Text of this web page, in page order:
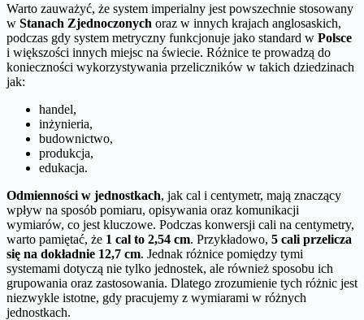
Warto zauważyć, że system imperialny jest powszechnie stosowany
w Stanach Zjednoczonych oraz w innych krajach anglosaskich,
podczas gdy system metryczny funkcjonuje jako standard w Polsce
i większości innych miejsc na świecie. Różnice te prowadzą do
konieczności wykorzystywania przeliczników w takich dziedzinach
jak:
handel,
inżynieria,
budownictwo,
produkcja,
edukacja.
Odmienności w jednostkach, jak cal i centymetr, mają znaczący
wpływ na sposób pomiaru, opisywania oraz komunikacji
wymiarów, co jest kluczowe. Podczas konwersji cali na centymetry,
warto pamiętać, że 1 cal to 2,54 cm. Przykładowo, 5 cali przelicza
się na dokładnie 12,7 cm. Jednak różnice pomiędzy tymi
systemami dotyczą nie tylko jednostek, ale również sposobu ich
grupowania oraz zastosowania. Dlatego zrozumienie tych różnic jest
niezwykle istotne, gdy pracujemy z wymiarami w różnych
jednostkach.